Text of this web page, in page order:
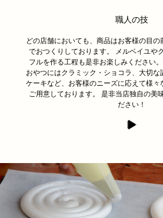
職人の技
どの店舗においても、商品はお客様の目の
でおつくりしております。 メルベイユや
フルを作る工程も是非お楽しみください
おやつにはクラミック・ショコラ、大切
ケーキなど、お客様のニーズに応えて様
ご用意しております。 是非当店独自の美
ださい！